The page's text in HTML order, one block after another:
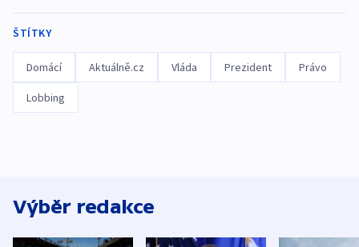
ŠTÍTKY
Domácí Aktuálně.cz Vláda Prezident Právo
Lobbing
Výběr redakce